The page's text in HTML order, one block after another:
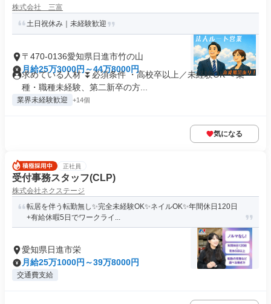
株式会社 三富
土日祝休み｜未経験歓迎
〒470-0136愛知県日進市竹の山
月給25万3000円～44万8000円
求めている人材 ⏬必須条件 ・高校卒以上／未経験OK ＜業
種・職種未経験、第二新卒の方...
業界未経験歓迎 +14個
気になる
正社員
受付事務スタッフ(CLP)
株式会社ネクステージ
転居を伴う転勤無し✨完全未経験OK✨ネイルOK✨年間休日120日
+有給休暇5日でワークライ...
愛知県日進市栄
月給25万1000円～39万8000円
交通費支給